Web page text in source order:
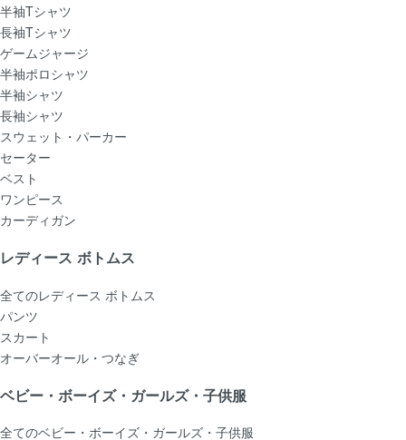
半袖Tシャツ
長袖Tシャツ
ゲームジャージ
半袖ポロシャツ
半袖シャツ
長袖シャツ
スウェット・パーカー
セーター
ベスト
ワンピース
カーディガン
レディース ボトムス
全てのレディース ボトムス
パンツ
スカート
オーバーオール・つなぎ
ベビー・ボーイズ・ガールズ・子供服
全てのベビー・ボーイズ・ガールズ・子供服